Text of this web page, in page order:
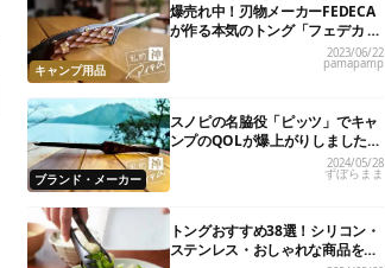
キャンプ用品
爆売れ中！刃物メーカーFEDECA
が作る本気のトング「フェデカ ク
レバートング」【私的神アイテ
2023/06/22
pamapamp
ブランド・メーカー
スノピの名脇役「ピッツ」でキャ
ンプのQOLが爆上がりしました
【私的神アイテム】
2024/05/28
ずぼらまま
トングおすすめ38選！シリコン・
ステンレス・おしゃれな商品を紹